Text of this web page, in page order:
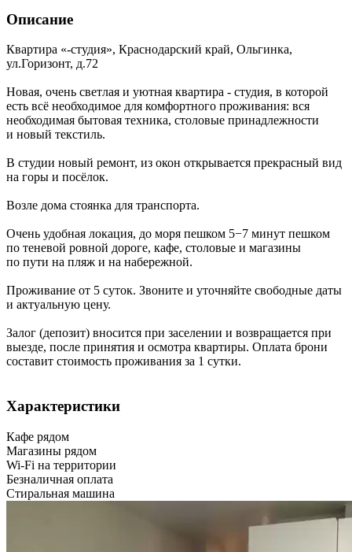
Описание
Квартира «-студия», Краснодарский край, Ольгинка,
ул.Горизонт, д.72
Новая, очень светлая и уютная квартира - студия, в которой
есть всё необходимое для комфортного проживания: вся
необходимая бытовая техника, столовые принадлежности
и новый текстиль.
В студии новый ремонт, из окон открывается прекрасный вид
на горы и посёлок.
Возле дома стоянка для транспорта.
Очень удобная локация, до моря пешком 5−7 минут пешком
по теневой ровной дороге, кафе, столовые и магазины
по пути на пляж и на набережной.
Проживание от 5 суток. Звоните и уточняйте свободные даты
и актуальную цену.
Залог (депозит) вносится при заселении и возвращается при
выезде, после принятия и осмотра квартиры. Оплата брони
составит стоимость проживания за 1 сутки.
Характеристики
Кафе рядом
Магазины рядом
Wi-Fi на территории
Безналичная оплата
Стиральная машина